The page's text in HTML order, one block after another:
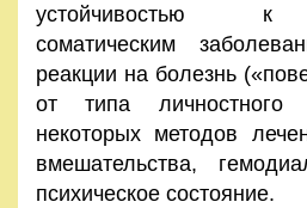
устойчивостью к
соматическим
реакции на болезнь
от типа личностного
некоторых методов
вмешательства,
психическое состояние.